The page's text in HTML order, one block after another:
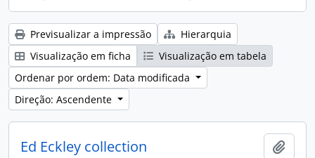
Previsualizar a impressão
Hierarquia
Visualização em ficha
Visualização em tabela
Ordenar por ordem: Data modificada
Direção: Ascendente
Ed Eckley collection